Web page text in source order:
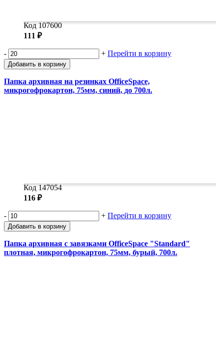
Код 107600
111 ₽
- + Перейти в корзину
Добавить в корзину
Папка архивная на резинках OfficeSpace,
микрогофрокартон, 75мм, синий, до 700л.
Код 147054
116 ₽
- + Перейти в корзину
Добавить в корзину
Папка архивная с завязками OfficeSpace "Standard"
плотная, микрогофрокартон, 75мм, бурый, 700л.